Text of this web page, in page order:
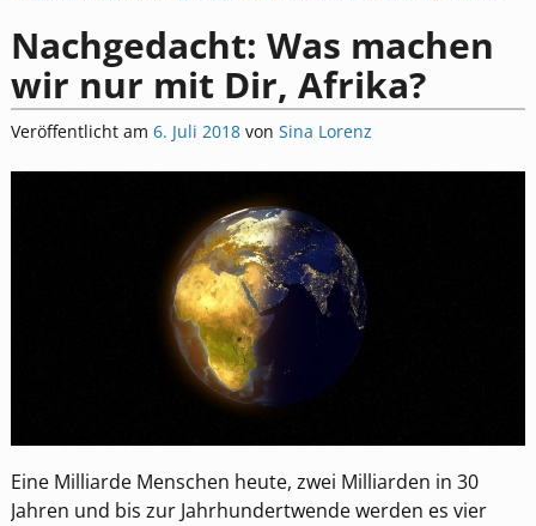
Nachgedacht: Was machen
wir nur mit Dir, Afrika?
Veröffentlicht am 6. Juli 2018 von Sina Lorenz
Eine Milliarde Menschen heute, zwei Milliarden in 30
Jahren und bis zur Jahrhundertwende werden es vier